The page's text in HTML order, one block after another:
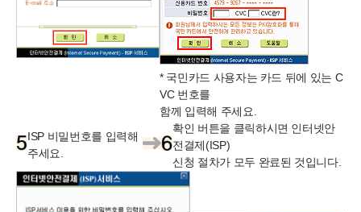
* 국민카드 사용자는 카드 뒤에 있는 C
VC 번호를
함께 입력해 주세요.
ISP 비밀번호를 입력해
주세요.
확인 버튼을 클릭하시면 인터넷안
전결제(ISP)
신청 절차가 모두 완료된 것입니다.